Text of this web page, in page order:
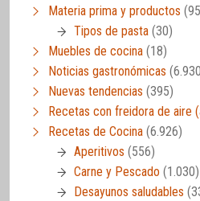
Materia prima y productos
Tipos de pasta (30)
Muebles de cocina (18)
Noticias gastronómicas
Nuevas tendencias (395)
Recetas con freidora de aire
Recetas de Cocina (6.926)
Aperitivos (556)
Carne y Pescado (1.030)
Desayunos saludables